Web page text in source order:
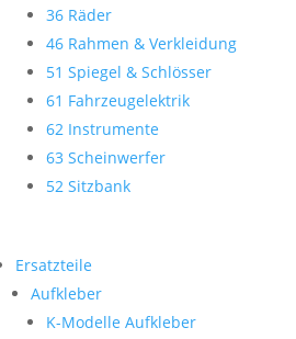
36 Räder
46 Rahmen & Verkleidung
51 Spiegel & Schlösser
61 Fahrzeugelektrik
62 Instrumente
63 Scheinwerfer
52 Sitzbank
Ersatzteile
Aufkleber
K-Modelle Aufkleber